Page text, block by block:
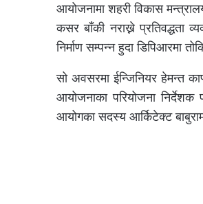
आयोजनामा शहरी विकास
कसर बाँकी नराख्ने प्रतिवद्धता
निर्माण सम्पन्न हुदा डिपिआरमा
सो अवसरमा ईन्जिनियर हेमन्त
आयोजनाका परियोजना निर्देशक
आयोगका सदस्य आर्किटेक्ट बाबुराम